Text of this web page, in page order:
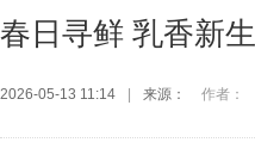
春日寻鲜 乳香新生
2026-05-13 11:14 来源： 作者：